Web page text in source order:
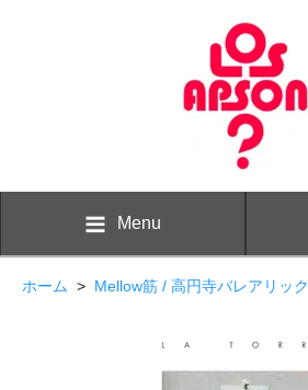
Menu
ホーム > Mellow筋 / 高円寺バレアリック